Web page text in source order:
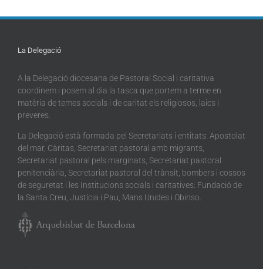
La Delegació
A la Delegació diocesana de Pastoral Social i caritativa
coordinem i posem al dia la tasca que portem a terme en
matèria de temes socials i de caritat els religiosos, laics i
preveres.
La Delegació està formada pel Secretariats i entitats: Apostolat
del mar, Càritas, Secretariat pastoral amb migrants,
Secretariat pastoral pels marginats, Secretariat pastoral
penitenciària, Secretariat pastoral del trànsit, bombers i cossos
de seguretat i les Institucions socials i caritatives: Fundació de
la Santa Creu, Justícia i Pau, Mans Unides i Obinso.